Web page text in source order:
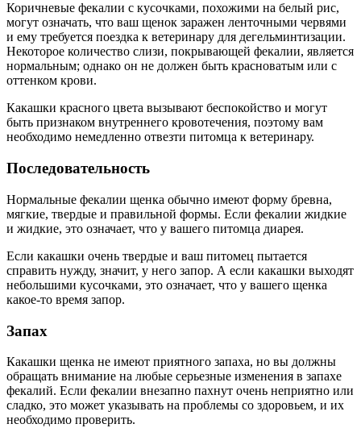
Коричневые фекалии с кусочками, похожими на белый рис,
могут означать, что ваш щенок заражен ленточными червями
и ему требуется поездка к ветеринару для дегельминтизации.
Некоторое количество слизи, покрывающей фекалии, является
нормальным; однако он не должен быть красноватым или с
оттенком крови.
Какашки красного цвета вызывают беспокойство и могут
быть признаком внутреннего кровотечения, поэтому вам
необходимо немедленно отвезти питомца к ветеринару.
Последовательность
Нормальные фекалии щенка обычно имеют форму бревна,
мягкие, твердые и правильной формы. Если фекалии жидкие
и жидкие, это означает, что у вашего питомца диарея.
Если какашки очень твердые и ваш питомец пытается
справить нужду, значит, у него запор. А если какашки выходят
небольшими кусочками, это означает, что у вашего щенка
какое-то время запор.
Запах
Какашки щенка не имеют приятного запаха, но вы должны
обращать внимание на любые серьезные изменения в запахе
фекалий. Если фекалии внезапно пахнут очень неприятно или
сладко, это может указывать на проблемы со здоровьем, и их
необходимо проверить.